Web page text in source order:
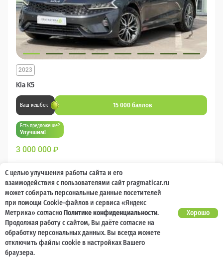
Kia K5
2023
Ваш кешбек 15 000 баллов
Есть предложение?
Улучшим!
3 000 000 ₽
Бензин Автомат
Сравнить
Подробнее
Перезвоним за минуту
С целью улучшения работы сайта и его
взаимодействия с пользователями сайт pragmaticar.ru
может собирать персональные данные посетителей
при помощи Cookie-файлов и сервиса «Яндекс
Метрика» согласноПолитике конфиденциальности.
Продолжая работу с сайтом, Вы даёте согласие на
обработку персональных данных. Вы всегда можете
отключить файлы cookie в настройках Вашего
браузера.
Хорошо